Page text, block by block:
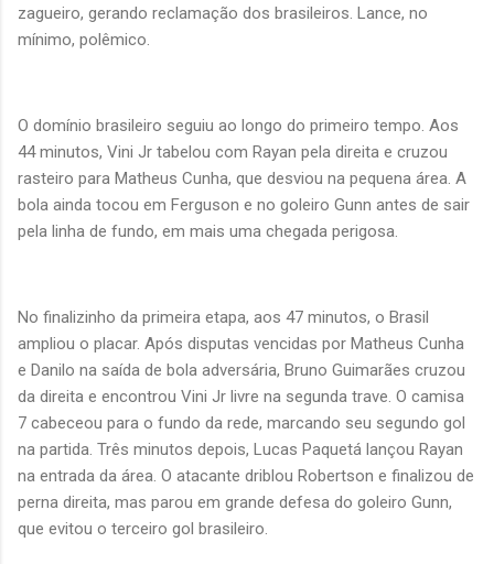
zagueiro, gerando reclamação dos brasileiros. Lance, no
mínimo, polêmico.
O domínio brasileiro seguiu ao longo do primeiro tempo. Aos
44 minutos, Vini Jr tabelou com Rayan pela direita e cruzou
rasteiro para Matheus Cunha, que desviou na pequena área. A
bola ainda tocou em Ferguson e no goleiro Gunn antes de sair
pela linha de fundo, em mais uma chegada perigosa.
No finalizinho da primeira etapa, aos 47 minutos, o Brasil
ampliou o placar. Após disputas vencidas por Matheus Cunha
e Danilo na saída de bola adversária, Bruno Guimarães cruzou
da direita e encontrou Vini Jr livre na segunda trave. O camisa
7 cabeceou para o fundo da rede, marcando seu segundo gol
na partida. Três minutos depois, Lucas Paquetá lançou Rayan
na entrada da área. O atacante driblou Robertson e finalizou de
perna direita, mas parou em grande defesa do goleiro Gunn,
que evitou o terceiro gol brasileiro.